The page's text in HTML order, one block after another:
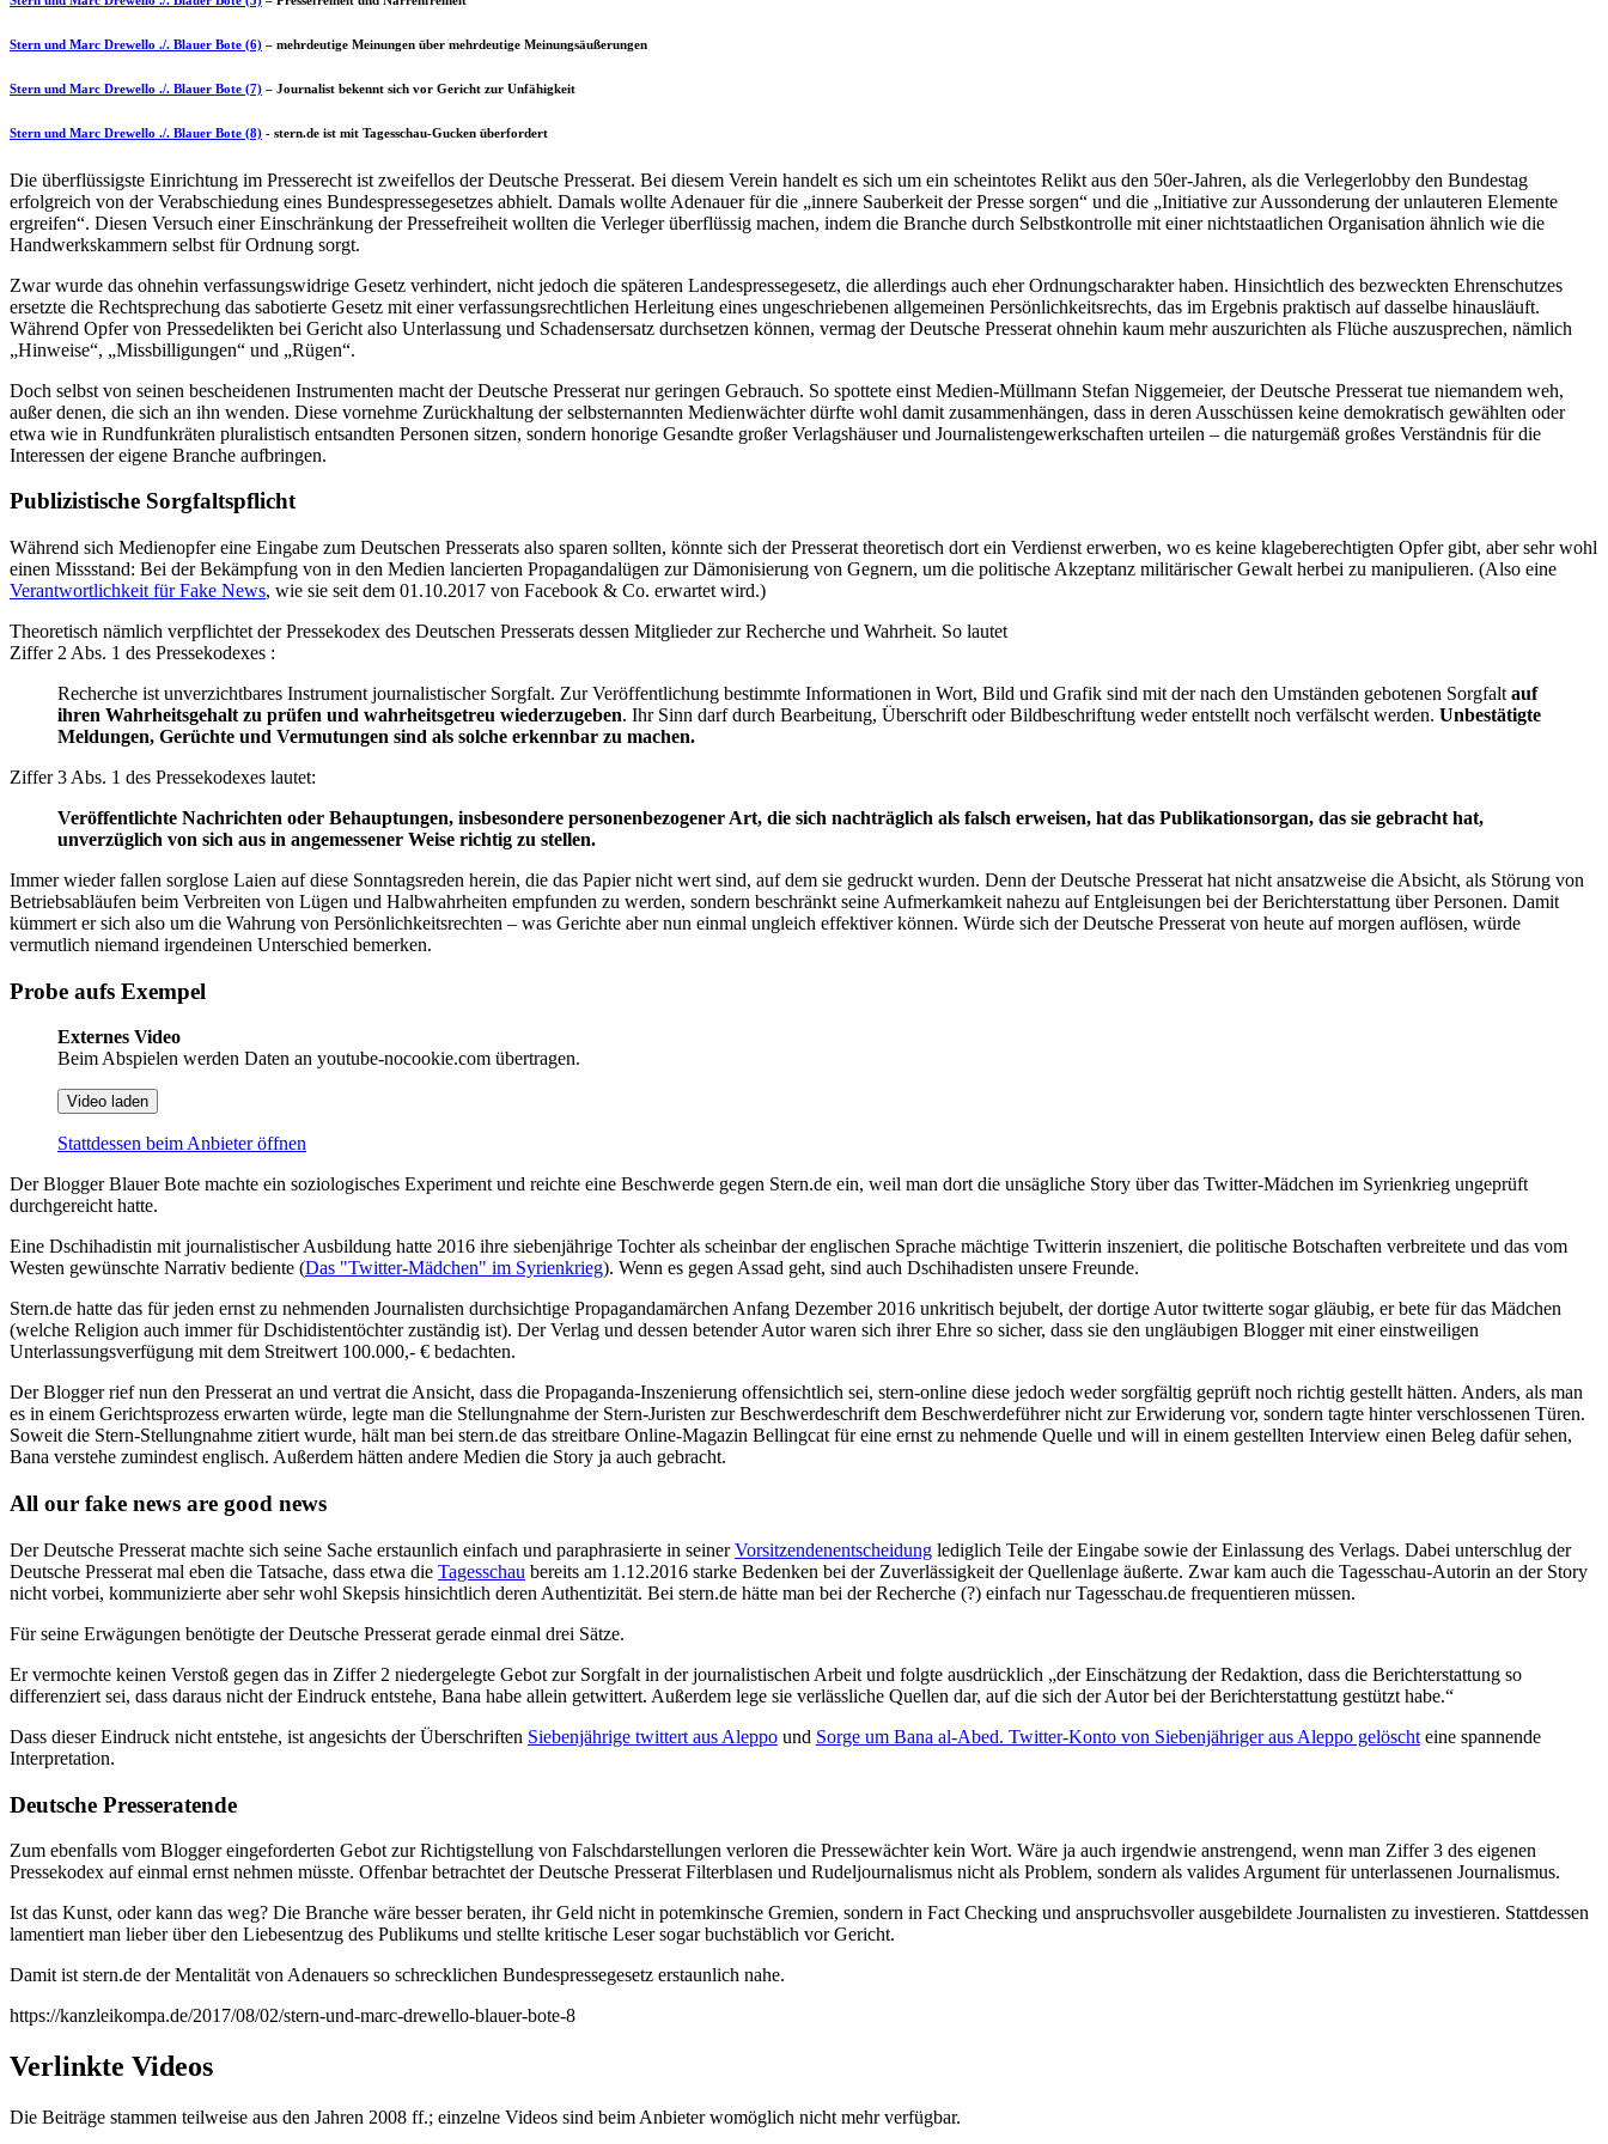
Stern und Marc Drewello ./. Blauer Bote (6) – mehrdeutige Meinungen über mehrdeutige Meinungsäußerungen
Stern und Marc Drewello ./. Blauer Bote (7) – Journalist bekennt sich vor Gericht zur Unfähigkeit
Stern und Marc Drewello ./. Blauer Bote (8) - stern.de ist mit Tagesschau-Gucken überfordert
Die überflüssigste Einrichtung im Presserecht ist zweifellos der Deutsche Presserat. Bei diesem Verein handelt es sich um ein scheintotes Relikt aus den 50er-Jahren, als die Verlegerlobby den Bundestag
erfolgreich von der Verabschiedung eines Bundespressegesetzes abhielt. Damals wollte Adenauer für die „innere Sauberkeit der Presse sorgen“ und die „Initiative zur Aussonderung der unlauteren Elemente
ergreifen“. Diesen Versuch einer Einschränkung der Pressefreiheit wollten die Verleger überflüssig machen, indem die Branche durch Selbstkontrolle mit einer nichtstaatlichen Organisation ähnlich wie die
Handwerkskammern selbst für Ordnung sorgt.
Zwar wurde das ohnehin verfassungswidrige Gesetz verhindert, nicht jedoch die späteren Landespressegesetz, die allerdings auch eher Ordnungscharakter haben. Hinsichtlich des bezweckten Ehrenschutzes
ersetzte die Rechtsprechung das sabotierte Gesetz mit einer verfassungsrechtlichen Herleitung eines ungeschriebenen allgemeinen Persönlichkeitsrechts, das im Ergebnis praktisch auf dasselbe hinausläuft.
Während Opfer von Pressedelikten bei Gericht also Unterlassung und Schadensersatz durchsetzen können, vermag der Deutsche Presserat ohnehin kaum mehr auszurichten als Flüche auszusprechen, nämlich
„Hinweise“, „Missbilligungen“ und „Rügen“.
Doch selbst von seinen bescheidenen Instrumenten macht der Deutsche Presserat nur geringen Gebrauch. So spottete einst Medien-Müllmann Stefan Niggemeier, der Deutsche Presserat tue niemandem weh,
außer denen, die sich an ihn wenden. Diese vornehme Zurückhaltung der selbsternannten Medienwächter dürfte wohl damit zusammenhängen, dass in deren Ausschüssen keine demokratisch gewählten oder
etwa wie in Rundfunkräten pluralistisch entsandten Personen sitzen, sondern honorige Gesandte großer Verlagshäuser und Journalistengewerkschaften urteilen – die naturgemäß großes Verständnis für die
Interessen der eigene Branche aufbringen.
Publizistische Sorgfaltspflicht
Während sich Medienopfer eine Eingabe zum Deutschen Presserats also sparen sollten, könnte sich der Presserat theoretisch dort ein Verdienst erwerben, wo es keine klageberechtigten Opfer gibt, aber sehr wohl
einen Missstand: Bei der Bekämpfung von in den Medien lancierten Propagandalügen zur Dämonisierung von Gegnern, um die politische Akzeptanz militärischer Gewalt herbei zu manipulieren. (Also eine
Verantwortlichkeit für Fake News, wie sie seit dem 01.10.2017 von Facebook & Co. erwartet wird.)
Theoretisch nämlich verpflichtet der Pressekodex des Deutschen Presserats dessen Mitglieder zur Recherche und Wahrheit. So lautet
Ziffer 2 Abs. 1 des Pressekodexes :
Recherche ist unverzichtbares Instrument journalistischer Sorgfalt. Zur Veröffentlichung bestimmte Informationen in Wort, Bild und Grafik sind mit der nach den Umständen gebotenen Sorgfalt auf
ihren Wahrheitsgehalt zu prüfen und wahrheitsgetreu wiederzugeben. Ihr Sinn darf durch Bearbeitung, Überschrift oder Bildbeschriftung weder entstellt noch verfälscht werden. Unbestätigte
Meldungen, Gerüchte und Vermutungen sind als solche erkennbar zu machen.
Ziffer 3 Abs. 1 des Pressekodexes lautet:
Veröffentlichte Nachrichten oder Behauptungen, insbesondere personenbezogener Art, die sich nachträglich als falsch erweisen, hat das Publikationsorgan, das sie gebracht hat,
unverzüglich von sich aus in angemessener Weise richtig zu stellen.
Immer wieder fallen sorglose Laien auf diese Sonntagsreden herein, die das Papier nicht wert sind, auf dem sie gedruckt wurden. Denn der Deutsche Presserat hat nicht ansatzweise die Absicht, als Störung von
Betriebsabläufen beim Verbreiten von Lügen und Halbwahrheiten empfunden zu werden, sondern beschränkt seine Aufmerkamkeit nahezu auf Entgleisungen bei der Berichterstattung über Personen. Damit
kümmert er sich also um die Wahrung von Persönlichkeitsrechten – was Gerichte aber nun einmal ungleich effektiver können. Würde sich der Deutsche Presserat von heute auf morgen auflösen, würde
vermutlich niemand irgendeinen Unterschied bemerken.
Probe aufs Exempel
Externes Video
Beim Abspielen werden Daten an youtube-nocookie.com übertragen.
Video laden
Stattdessen beim Anbieter öffnen
Der Blogger Blauer Bote machte ein soziologisches Experiment und reichte eine Beschwerde gegen Stern.de ein, weil man dort die unsägliche Story über das Twitter-Mädchen im Syrienkrieg ungeprüft
durchgereicht hatte.
Eine Dschihadistin mit journalistischer Ausbildung hatte 2016 ihre siebenjährige Tochter als scheinbar der englischen Sprache mächtige Twitterin inszeniert, die politische Botschaften verbreitete und das vom
Westen gewünschte Narrativ bediente (Das "Twitter-Mädchen" im Syrienkrieg). Wenn es gegen Assad geht, sind auch Dschihadisten unsere Freunde.
Stern.de hatte das für jeden ernst zu nehmenden Journalisten durchsichtige Propagandamärchen Anfang Dezember 2016 unkritisch bejubelt, der dortige Autor twitterte sogar gläubig, er bete für das Mädchen
(welche Religion auch immer für Dschidistentöchter zuständig ist). Der Verlag und dessen betender Autor waren sich ihrer Ehre so sicher, dass sie den ungläubigen Blogger mit einer einstweiligen
Unterlassungsverfügung mit dem Streitwert 100.000,- € bedachten.
Der Blogger rief nun den Presserat an und vertrat die Ansicht, dass die Propaganda-Inszenierung offensichtlich sei, stern-online diese jedoch weder sorgfältig geprüft noch richtig gestellt hätten. Anders, als man
es in einem Gerichtsprozess erwarten würde, legte man die Stellungnahme der Stern-Juristen zur Beschwerdeschrift dem Beschwerdeführer nicht zur Erwiderung vor, sondern tagte hinter verschlossenen Türen.
Soweit die Stern-Stellungnahme zitiert wurde, hält man bei stern.de das streitbare Online-Magazin Bellingcat für eine ernst zu nehmende Quelle und will in einem gestellten Interview einen Beleg dafür sehen,
Bana verstehe zumindest englisch. Außerdem hätten andere Medien die Story ja auch gebracht.
All our fake news are good news
Der Deutsche Presserat machte sich seine Sache erstaunlich einfach und paraphrasierte in seinerVorsitzendenentscheidung lediglich Teile der Eingabe sowie der Einlassung des Verlags. Dabei unterschlug der
Deutsche Presserat mal eben die Tatsache, dass etwa die Tagesschau bereits am 1.12.2016 starke Bedenken bei der Zuverlässigkeit der Quellenlage äußerte. Zwar kam auch die Tagesschau-Autorin an der Story
nicht vorbei, kommunizierte aber sehr wohl Skepsis hinsichtlich deren Authentizität. Bei stern.de hätte man bei der Recherche (?) einfach nur Tagesschau.de frequentieren müssen.
Für seine Erwägungen benötigte der Deutsche Presserat gerade einmal drei Sätze.
Er vermochte keinen Verstoß gegen das in Ziffer 2 niedergelegte Gebot zur Sorgfalt in der journalistischen Arbeit und folgte ausdrücklich „der Einschätzung der Redaktion, dass die Berichterstattung so
differenziert sei, dass daraus nicht der Eindruck entstehe, Bana habe allein getwittert. Außerdem lege sie verlässliche Quellen dar, auf die sich der Autor bei der Berichterstattung gestützt habe.“
Dass dieser Eindruck nicht entstehe, ist angesichts der Überschriften Siebenjährige twittert aus Aleppo und Sorge um Bana al-Abed. Twitter-Konto von Siebenjähriger aus Aleppo gelöscht eine spannende
Interpretation.
Deutsche Presseratende
Zum ebenfalls vom Blogger eingeforderten Gebot zur Richtigstellung von Falschdarstellungen verloren die Pressewächter kein Wort. Wäre ja auch irgendwie anstrengend, wenn man Ziffer 3 des eigenen
Pressekodex auf einmal ernst nehmen müsste. Offenbar betrachtet der Deutsche Presserat Filterblasen und Rudeljournalismus nicht als Problem, sondern als valides Argument für unterlassenen Journalismus.
Ist das Kunst, oder kann das weg? Die Branche wäre besser beraten, ihr Geld nicht in potemkinsche Gremien, sondern in Fact Checking und anspruchsvoller ausgebildete Journalisten zu investieren. Stattdessen
lamentiert man lieber über den Liebesentzug des Publikums und stellte kritische Leser sogar buchstäblich vor Gericht.
Damit ist stern.de der Mentalität von Adenauers so schrecklichen Bundespressegesetz erstaunlich nahe.
https://kanzleikompa.de/2017/08/02/stern-und-marc-drewello-blauer-bote-8
Verlinkte Videos
Die Beiträge stammen teilweise aus den Jahren 2008 ff.; einzelne Videos sind beim Anbieter womöglich nicht mehr verfügbar.